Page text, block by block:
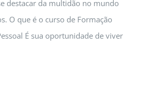
destacar da multidão no mundo
O que é o curso de Formação
É sua oportunidade de viver